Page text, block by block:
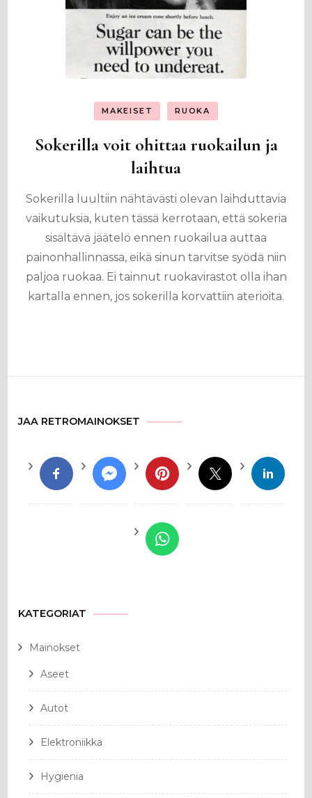
MAKEISET RUOKA
Sokerilla voit ohittaa ruokailun ja
laihtua
Sokerilla luultiin nähtävästi olevan laihduttavia
vaikutuksia, kuten tässä kerrotaan, että sokeria
sisältävä jäätelö ennen ruokailua auttaa
painonhallinnassa, eikä sinun tarvitse syödä niin
paljoa ruokaa. Ei tainnut ruokavirastot olla ihan
kartalla ennen, jos sokerilla korvattiin aterioita.
JAA RETROMAINOKSET
KATEGORIAT
Mainokset
Aseet
Autot
Elektroniikka
Hygienia